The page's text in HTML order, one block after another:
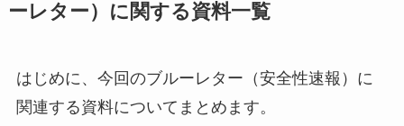
ーレター）に関する資料一覧
はじめに、今回のブルーレター（安全性速報）に
関連する資料についてまとめます。